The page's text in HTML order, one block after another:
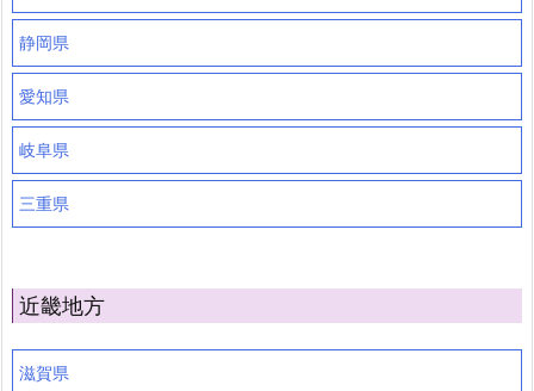
静岡県
愛知県
岐阜県
三重県
近畿地方
滋賀県